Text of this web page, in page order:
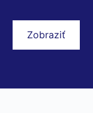
Zobraziť